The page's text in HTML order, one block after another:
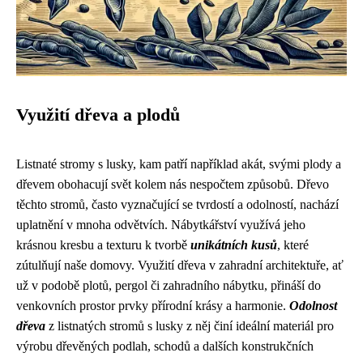
Využití dřeva a plodů
Listnaté stromy s lusky, kam patří například akát, svými plody a
dřevem obohacují svět kolem nás nespočtem způsobů. Dřevo
těchto stromů, často vyznačující se tvrdostí a odolností, nachází
uplatnění v mnoha odvětvích. Nábytkářství využívá jeho
krásnou kresbu a texturu k tvorbě unikátních kusů, které
zútulňují naše domovy. Využití dřeva v zahradní architektuře, ať
už v podobě plotů, pergol či zahradního nábytku, přináší do
venkovních prostor prvky přírodní krásy a harmonie. Odolnost
dřeva z listnatých stromů s lusky z něj činí ideální materiál pro
výrobu dřevěných podlah, schodů a dalších konstrukčních